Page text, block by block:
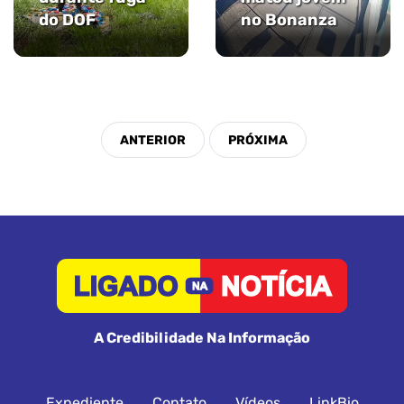
do DOF
no Bonanza
A Credibilidade Na Informação